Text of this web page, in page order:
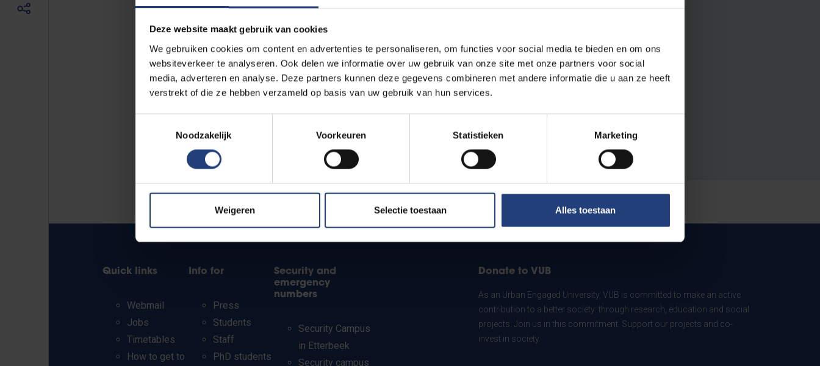
Deze website maakt gebruik van cookies
We gebruiken cookies om content en advertenties te personaliseren, om functies voor social media te bieden en om ons
websiteverkeer te analyseren. Ook delen we informatie over uw gebruik van onze site met onze partners voor social
media, adverteren en analyse. Deze partners kunnen deze gegevens combineren met andere informatie die u aan ze heeft
verstrekt of die ze hebben verzameld op basis van uw gebruik van hun services.
Noodzakelijk
Voorkeuren Statistieken Marketing
Weigeren Selectie toestaan Alles toestaan
The full URL of the page where you encountered the error.
E.g. https://www.vub.be/nl/studeren-aan-de-vub/alle-opleidingen
Quick links
Webmail
Jobs
Timetables
How to get to
Info for
Press
Students
Staff
PhD students
Security and
emergency
numbers
Security Campus
in Etterbeek
Security campus
Donate to VUB
As an Urban Engaged University, VUB is committed to make an active
contribution to a better society: through research, education and social
projects. Join us in this commitment. Support our projects and co-
invest in society.